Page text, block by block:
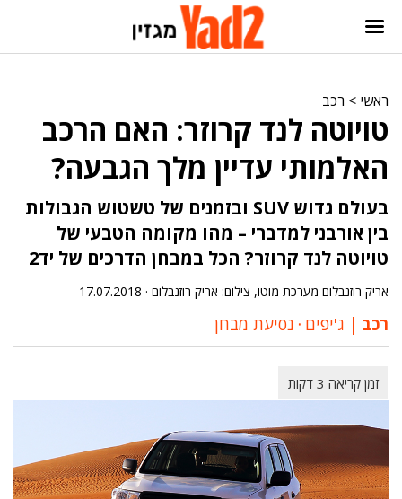
ראשי > רכב
טויוטה לנד קרוזר: האם הרכב
האלמותי עדיין מלך הגבעה?
בעולם גדוש SUV ובזמנים של טשטוש הגבולות
בין אורבני למדברי – מהו מקומה הטבעי של
טויוטה לנד קרוזר? הכל במבחן הדרכים של יד2
אריק רוזנבלום מערכת מוטו, צילום: אריק רוזנבלום · 17.07.2018
רכב ג'יפים ‧ נסיעת מבחן